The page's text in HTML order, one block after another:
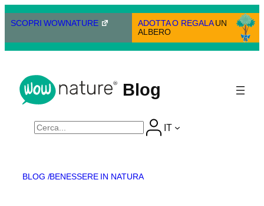
Vai
alSCOPRI WOWNATURE ADOTTA O REGALAUN
ALBERO
Blog
Cerca IT
BLOG /BENESSERE IN NATURA